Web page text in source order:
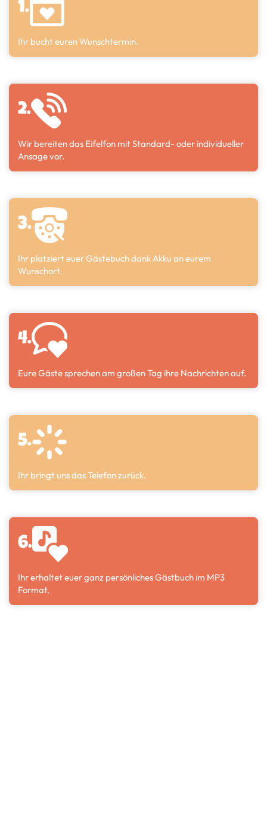
1.
Ihr bucht euren Wunschtermin.
2.
Wir bereiten das Eifelfon mit Standard- oder individueller
Ansage vor.
3.
Ihr platziert euer Gästebuch dank Akku an eurem
Wunschort.
4.
Eure Gäste sprechen am großen Tag ihre Nachrichten auf.
5.
Ihr bringt uns das Telefon zurück.
6.
Ihr erhaltet euer ganz persönliches Gästbuch im MP3
Format.